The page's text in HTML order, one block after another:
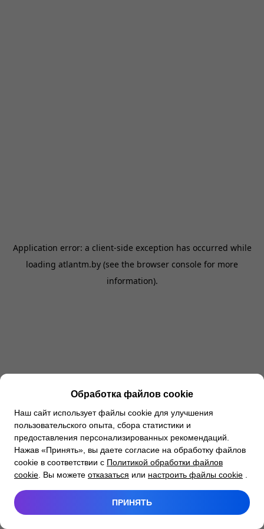
Application error: a client-side exception has occurred while
loading atlantm.by (see the browser console for more
information).
Обработка файлов cookie
Наш сайт использует файлы cookie для улучшения
пользовательского опыта, сбора статистики и
предоставления персонализированных рекомендаций.
Нажав «Принять», вы даете согласие на обработку файлов
cookie в соответствии с Политикой обработки файлов
cookie . Вы можете отказаться или настроить файлы cookie
ПРИНЯТЬ